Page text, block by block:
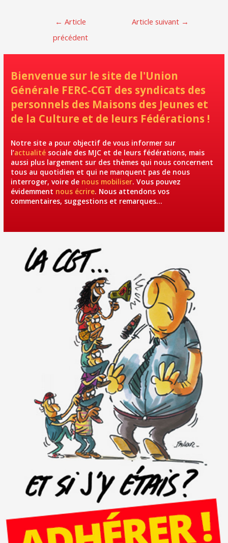
k
er
← Article
précédent
Article suivant →
Bienvenue sur le site de l'Union
Générale FERC-CGT des syndicats des
personnels des Maisons des Jeunes et
de la Culture et de leurs Fédérations !
Notre site a pour objectif de vous informer sur
l’actualité sociale des MJC et de leurs fédérations, mais
aussi plus largement sur des thèmes qui nous concernent
tous au quotidien et qui ne manquent pas de nous
interroger, voire de nous mobiliser. Vous pouvez
évidemment nous écrire. Nous attendons vos
commentaires, suggestions et remarques…